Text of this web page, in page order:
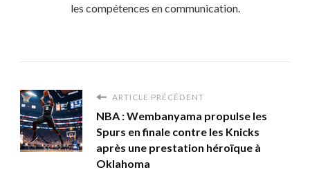
les compétences en communication.
ARTICLE PRÉCÉDENT
NBA : Wembanyama propulse les
Spurs en finale contre les Knicks
après une prestation héroïque à
Oklahoma